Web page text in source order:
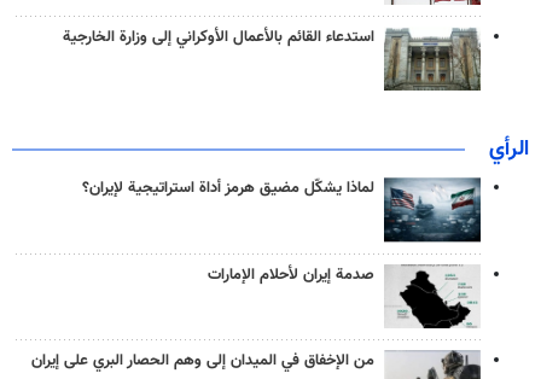
استدعاء القائم بالأعمال الأوكراني إلى وزارة الخارجية
الرأي
لماذا يشكّل مضيق هرمز أداة استراتيجية لإيران؟
صدمة إيران لأحلام الإمارات
من الإخفاق في الميدان إلى وهم الحصار البري على إيران